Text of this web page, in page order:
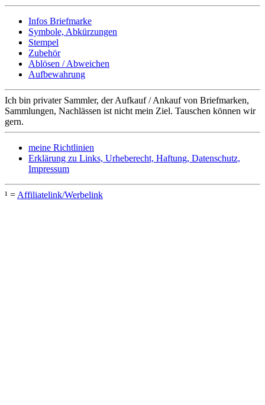
Infos Briefmarke
Symbole, Abkürzungen
Stempel
Zubehör
Ablösen / Abweichen
Aufbewahrung
Ich bin privater Sammler, der Aufkauf / Ankauf von Briefmarken,
Sammlungen, Nachlässen ist nicht mein Ziel. Tauschen können wir
gern.
meine Richtlinien
Erklärung zu Links, Urheberecht, Haftung, Datenschutz,
Impressum
¹ = Affiliatelink/Werbelink